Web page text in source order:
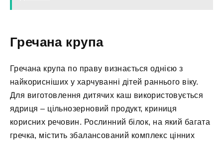
Гречана крупа
Гречана крупа по праву визнається однією з
найкорисніших у харчуванні дітей раннього віку.
Для виготовлення дитячих каш використовується
ядриця – цільнозерновий продукт, криниця
корисних речовин. Рослинний білок, на який багата
гречка, містить збалансований комплекс цінних